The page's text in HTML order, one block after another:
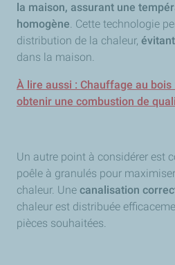
la maison, assurant une
homogène. Cette technologie
distribution de la chaleur,
dans la maison.
À lire aussi : Chauffage au
obtenir une combustion de
Un autre point à considérer est
poêle à granulés pour
chaleur. Une canalisation
chaleur est distribuée
pièces souhaitées.